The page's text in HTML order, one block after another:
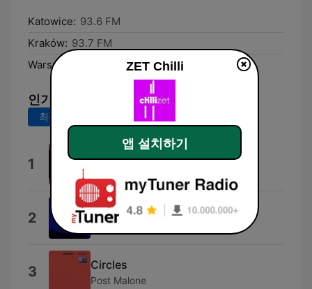
Katowice: 93.6 FM
Kraków: 93.7 FM
Warsaw:
인기 곡
최근 7일
1 Une hirondelle
2 Tilted
Christine and the Queens
3 Circles
Post Malone
ZET Chilli
앱 설치하기